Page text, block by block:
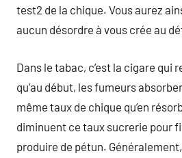
test2 de la chique. Vous aurez
aucun désordre à vous crée au
Dans le tabac, c’est la cigare qui
qu’au début, les fumeurs
même taux de chique qu’en
diminuent ce taux sucrerie pour
produire de pétun.